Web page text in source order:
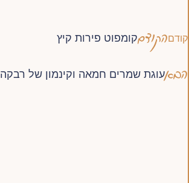
קודםהקודםקומפוט פירות קיץ
הבאעוגת שמרים חמאה וקינמון של רבקה